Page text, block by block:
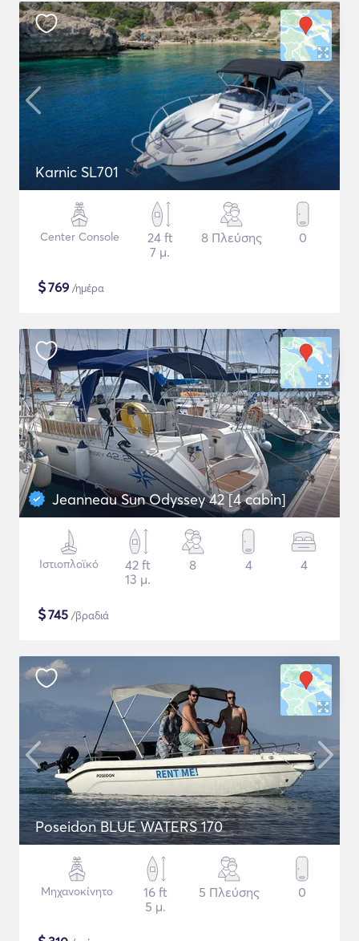
Karnic SL701
Center Console
24 ft
7 μ.
8 Πλεύσης 0
$769 /ημέρα
Jeanneau Sun Odyssey 42 [4 cabin]
Ιστιοπλοϊκό
42 ft
13 μ.
8 4 4
$745 /βραδιά
Poseidon BLUE WATERS 170
Μηχανοκίνητο
16 ft
5 μ.
5 Πλεύσης 0